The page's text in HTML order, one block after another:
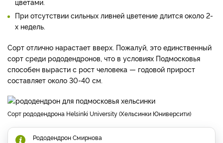
При отсутствии сильных ливней цветение длится около 2-
х недель.
Сорт отлично нарастает вверх. Пожалуй, это единственный
сорт среди рододендронов, что в условиях Подмосковья
способен вырасти с рост человека — годовой прирост
составляет около 30-40 см.
Сорт рододендрона Helsinki University (Хельсинки Юниверсити)
Рододендрон Смирнова